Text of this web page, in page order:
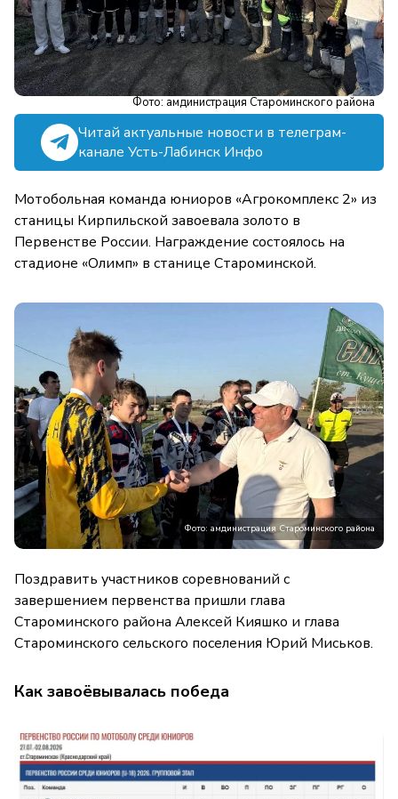
Фото: амдинистрация Староминского района
Читай актуальные новости в телеграм-
канале Усть-Лабинск Инфо
Мотобольная команда юниоров «Агрокомплекс 2» из
станицы Кирпильской завоевала золото в
Первенстве России. Награждение состоялось на
стадионе «Олимп» в станице Староминской.
Фото: амдинистрация Староминского района
Поздравить участников соревнований с
завершением первенства пришли глава
Староминского района Алексей Кияшко и глава
Староминского сельского поселения Юрий Миськов.
Как завоёвывалась победа